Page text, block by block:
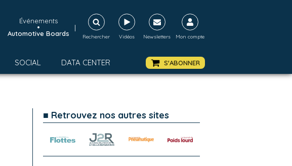
Événements
•
Automotive Boards
|
Rechercher Vidéos Newsletters Mon compte
SOCIAL DATA CENTER S'ABONNER
■ Retrouvez nos autres sites